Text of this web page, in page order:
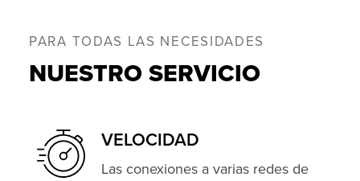
PARA TODAS LAS NECESIDADES
NUESTRO SERVICIO
VELOCIDAD
Las conexiones a varias redes de